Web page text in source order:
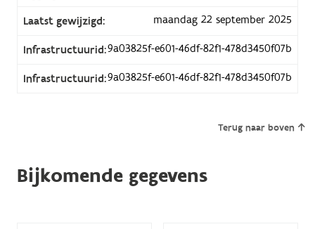
Laatst gewijzigd: maandag 22 september 2025
Infrastructuurid:9a03825f-e601-46df-82f1-478d3450f07b
Infrastructuurid:9a03825f-e601-46df-82f1-478d3450f07b
Terug naar boven
Bijkomende gegevens